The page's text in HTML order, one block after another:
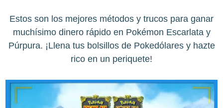
Estos son los mejores métodos y trucos para ganar
muchísimo dinero rápido en Pokémon Escarlata y
Púrpura. ¡Llena tus bolsillos de Pokedólares y hazte
rico en un periquete!